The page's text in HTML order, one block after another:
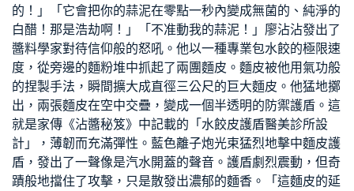
的！」「它會把你的蒜泥在零點一秒內變成無菌的、純淨的
白醋！那是浩劫啊！」「不准動我的蒜泥！」廖沾沾發出了
醬料學家對待信仰般的怒吼。他以一種專業包水餃的極限速
度，從旁邊的麵粉堆中抓起了兩團麵皮。麵皮被他用氣功般
的捏製手法，瞬間擴大成直徑三公尺的巨大麵皮。他猛地擲
出，兩張麵皮在空中交疊，變成一個半透明的防禦護盾。這
就是家傳《沾醬秘笈》中記載的「水餃皮護盾醫美診所設
計 」，薄韌而充滿彈性。藍色離子炮光束猛烈地擊中麵皮護
盾，發出了一聲像是汽水開蓋的聲音。護盾劇烈震動，但奇
蹟般地擋住了攻擊，只是散發出濃郁的麵香。「這麵皮的延